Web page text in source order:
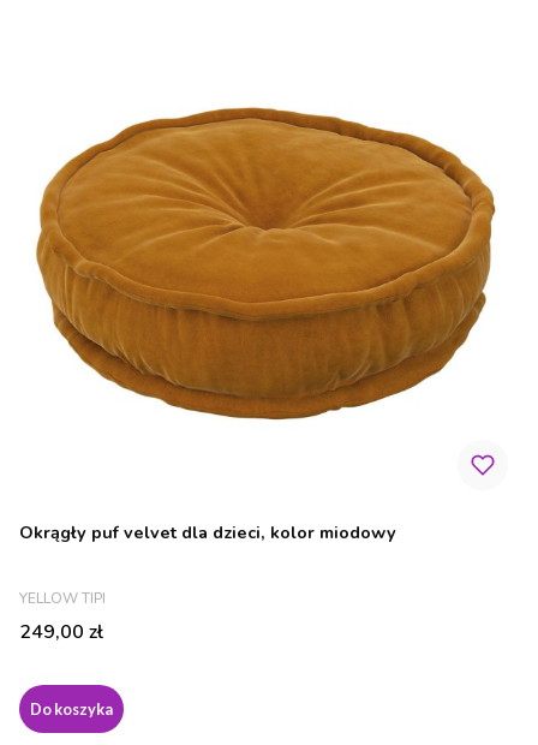
Okrągły puf velvet dla dzieci, kolor miodowy
PRODUCENT
YELLOW TIPI
Cena
249,00 zł
Do koszyka